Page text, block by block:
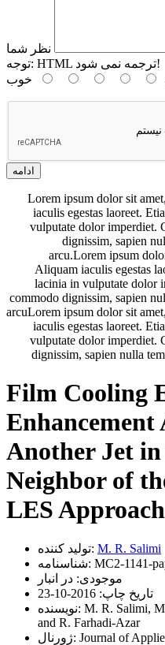
نظر شما
توجه:
HTML ترجمه نمی شود!
خوب
ادامه
Lorem ipsum dolor sit
iaculis egestas laoreet.
vulputate dolor imperdiet.
dignissim, sapien
arcu.Lorem ipsum
Aliquam iaculis egestas
lacinia in vulputate dolor
commodo dignissim, sapien
arcuLorem ipsum dolor sit
iaculis egestas laoreet.
vulputate dolor imperdiet.
dignissim, sapien nulla
Film Cooling
Another Jet
Neighbor of
LES Approach
تولید کننده: M. R. Salimi
شناسنامه: MC2-1141-
موجودی: در انبار
تاریخ چاپ: 2016-10-23
نویسنده: M. R. Salimi,
and R. Farhadi-Azar
ژورنال: Journal of